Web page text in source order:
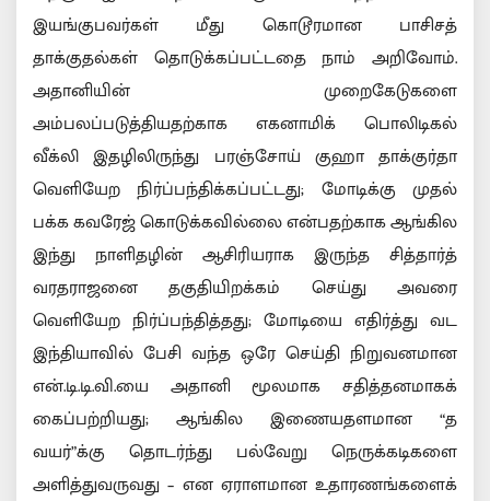
இயங்குபவர்கள் மீது கொடூரமான பாசிசத்
தாக்குதல்கள் தொடுக்கப்பட்டதை நாம் அறிவோம்.
அதானியின் முறைகேடுகளை
அம்பலப்படுத்தியதற்காக எகனாமிக் பொலிடிகல்
வீக்லி இதழிலிருந்து பரஞ்சோய் குஹா தாக்குர்தா
வெளியேற நிர்ப்பந்திக்கப்பட்டது; மோடிக்கு முதல்
பக்க கவரேஜ் கொடுக்கவில்லை என்பதற்காக ஆங்கில
இந்து நாளிதழின் ஆசிரியராக இருந்த சித்தார்த்
வரதராஜனை தகுதியிறக்கம் செய்து அவரை
வெளியேற நிர்ப்பந்தித்தது; மோடியை எதிர்த்து வட
இந்தியாவில் பேசி வந்த ஒரே செய்தி நிறுவனமான
என்.டி.டி.வி.யை அதானி மூலமாக சதித்தனமாகக்
கைப்பற்றியது; ஆங்கில இணையதளமான “த
வயர்”க்கு தொடர்ந்து பல்வேறு நெருக்கடிகளை
அளித்துவருவது – என ஏராளமான உதாரணங்களைக்